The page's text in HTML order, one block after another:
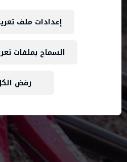
إعدادات ملف
رفض
السماح بملفات